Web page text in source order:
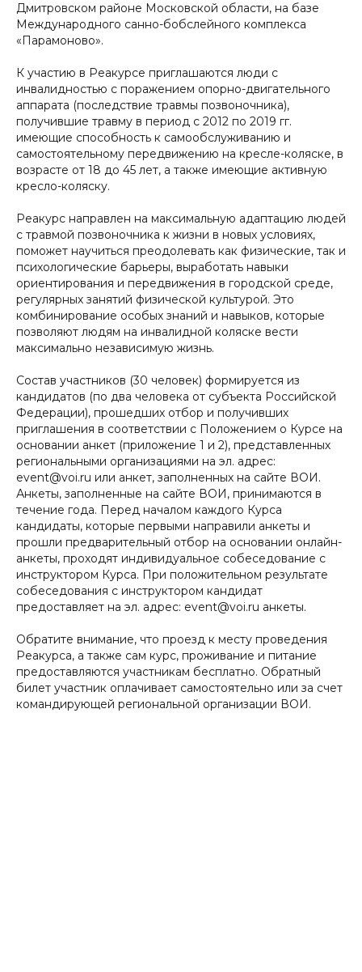
Дмитровском районе Московской области, на базе
Международного санно-бобслейного комплекса
«Парамоново».
К участию в Реакурсе приглашаются люди с
инвалидностью с поражением опорно-двигательного
аппарата (последствие травмы позвоночника),
получившие травму в период с 2012 по 2019 гг.
имеющие способность к самообслуживанию и
самостоятельному передвижению на кресле-коляске, в
возрасте от 18 до 45 лет, а также имеющие активную
кресло-коляску.
Реакурс направлен на максимальную адаптацию людей
с травмой позвоночника к жизни в новых условиях,
поможет научиться преодолевать как физические, так и
психологические барьеры, выработать навыки
ориентирования и передвижения в городской среде,
регулярных занятий физической культурой. Это
комбинирование особых знаний и навыков, которые
позволяют людям на инвалидной коляске вести
максимально независимую жизнь.
Состав участников (30 человек) формируется из
кандидатов (по два человека от субъекта Российской
Федерации), прошедших отбор и получивших
приглашения в соответствии с Положением о Курсе на
основании анкет (приложение 1 и 2), представленных
региональными организациями на эл. адрес:
event@voi.ru или анкет, заполненных на сайте ВОИ.
Анкеты, заполненные на сайте ВОИ, принимаются в
течение года. Перед началом каждого Курса
кандидаты, которые первыми направили анкеты и
прошли предварительный отбор на основании онлайн-
анкеты, проходят индивидуальное собеседование с
инструктором Курса. При положительном результате
собеседования с инструктором кандидат
предоставляет на эл. адрес: event@voi.ru анкеты.
Обратите внимание, что проезд к месту проведения
Реакурса, а также сам курс, проживание и питание
предоставляются участникам бесплатно. Обратный
билет участник оплачивает самостоятельно или за счет
командирующей региональной организации ВОИ.